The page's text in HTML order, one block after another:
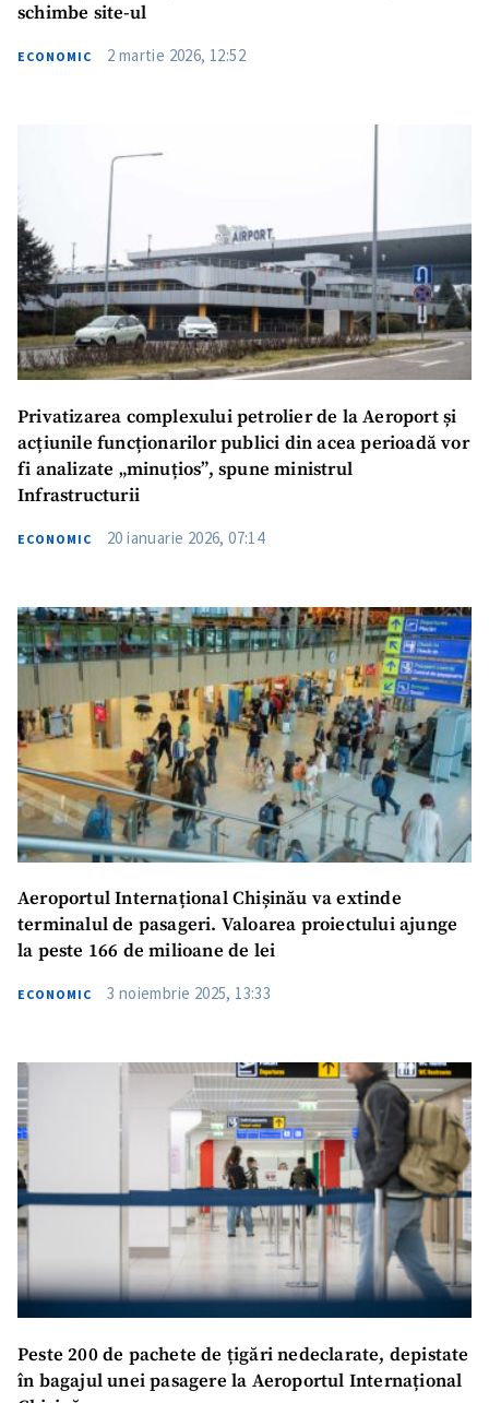
schimbe site-ul
ECONOMIC 2 martie 2026, 12:52
Privatizarea complexului petrolier de la Aeroport și
acțiunile funcționarilor publici din acea perioadă vor
fi analizate „minuțios”, spune ministrul
Infrastructurii
ECONOMIC 20 ianuarie 2026, 07:14
Aeroportul Internațional Chișinău va extinde
terminalul de pasageri. Valoarea proiectului ajunge
la peste 166 de milioane de lei
ECONOMIC 3 noiembrie 2025, 13:33
Peste 200 de pachete de țigări nedeclarate, depistate
în bagajul unei pasagere la Aeroportul Internațional